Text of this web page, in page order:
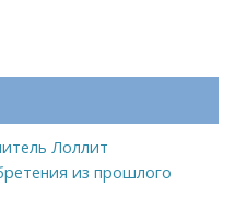
Лоллит
из прошлого